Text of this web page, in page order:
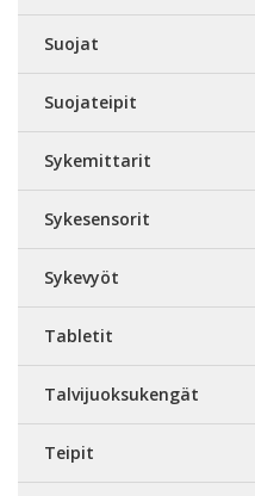
Suojat
Suojateipit
Sykemittarit
Sykesensorit
Sykevyöt
Tabletit
Talvijuoksukengät
Teipit